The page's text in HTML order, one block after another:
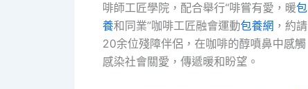
啡師工匠學院，配合舉行“啡嘗有愛，暖包
養和同業”咖啡工匠融會運動包養網 ，約請
20余位殘障伴侶，在咖啡的醇噴鼻中感觸
感染社會關愛，傳遞暖和盼望。